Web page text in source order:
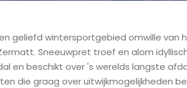
geliefd wintersportgebied omwille
Sneeuwpret troef en alom
en beschikt over 's werelds langste
die graag over uitwijkmogelijkheden